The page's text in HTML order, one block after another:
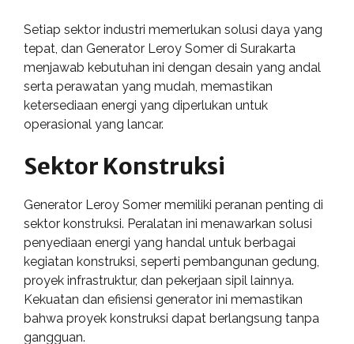
Setiap sektor industri memerlukan solusi daya yang
tepat, dan Generator Leroy Somer di Surakarta
menjawab kebutuhan ini dengan desain yang andal
serta perawatan yang mudah, memastikan
ketersediaan energi yang diperlukan untuk
operasional yang lancar.
Sektor Konstruksi
Generator Leroy Somer memiliki peranan penting di
sektor konstruksi. Peralatan ini menawarkan solusi
penyediaan energi yang handal untuk berbagai
kegiatan konstruksi, seperti pembangunan gedung,
proyek infrastruktur, dan pekerjaan sipil lainnya.
Kekuatan dan efisiensi generator ini memastikan
bahwa proyek konstruksi dapat berlangsung tanpa
gangguan.